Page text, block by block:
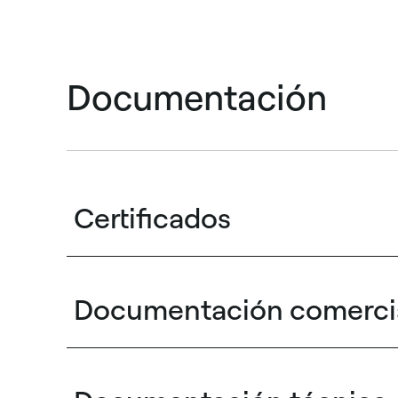
Documentación
Certificados
Documentación